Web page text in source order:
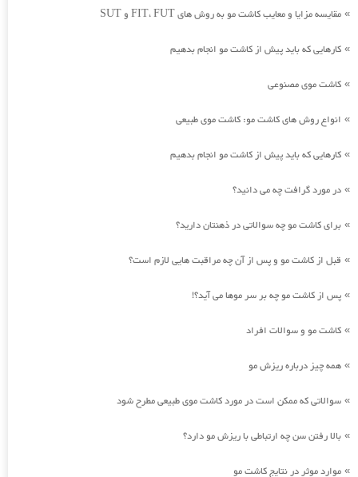
» مقایسه مزایا و معایب کاشت مو به روش های FIT، FUT و SUT
» کارهایی که باید پیش از کاشت مو انجام بدهیم
» کاشت موی مصنوعی
» انواع روش های کاشت مو: کاشت موی طبیعی
» کارهایی که باید پیش از کاشت مو انجام بدهیم
» در مورد گرافت چه می دانید؟
» برای کاشت مو چه سوالاتی در ذهنتان دارید؟
» قبل از کاشت مو و پس از آن چه مراقبت هایی لازم است؟
» پس از کاشت مو چه بر سر موها می آید؟!
» کاشت مو و سوالات افراد
» همه چیز درباره ریزش مو
» سوالاتی که ممکن است در مورد کاشت موی طبیعی مطرح شود
» بالا رفتن سن چه ارتباطی با ریزش مو دارد؟
» موارد موثر در نتایج کاشت مو